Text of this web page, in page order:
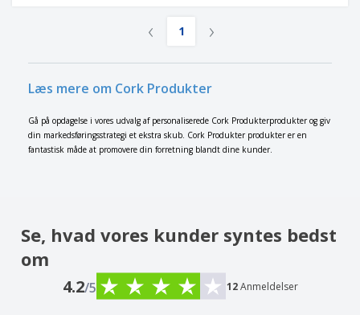
‹ 1 ›
Læs mere om Cork Produkter
Gå på opdagelse i vores udvalg af personaliserede Cork Produkterprodukter og giv
din markedsføringsstrategi et ekstra skub. Cork Produkter produkter er en
fantastisk måde at promovere din forretning blandt dine kunder.
Se, hvad vores kunder syntes bedst
om
4.2/5 12 Anmeldelser